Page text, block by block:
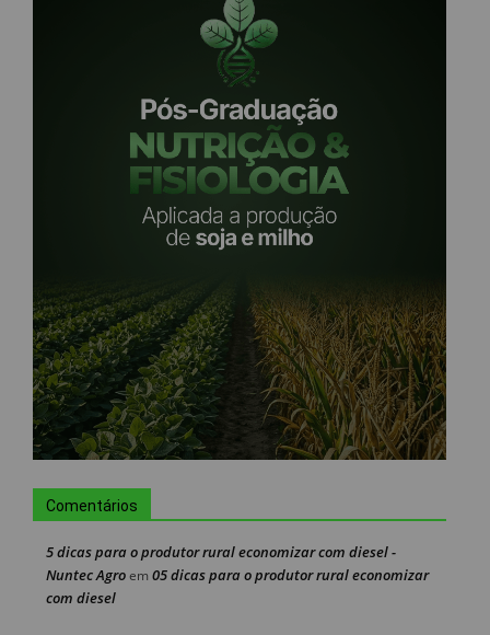
Comentários
5 dicas para o produtor rural economizar com diesel -
Nuntec Agroem 05 dicas para o produtor rural economizar
com diesel